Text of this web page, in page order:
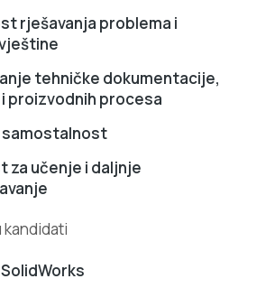
rješavanja problema i
tehničke dokumentacije,
proizvodnih procesa
samostalnost
za učenje i daljnje
kandidati